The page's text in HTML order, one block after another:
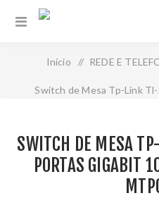
Início / REDE E
Switch de Mesa Tp-Link
SWITCH DE MESA
PORTAS